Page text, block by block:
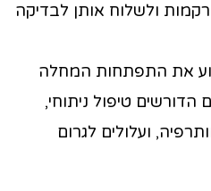
ולשלוח אותן לבדיקה
את התפתחות המחלה
טיפול ניתוחי,
ועלולים לגרום